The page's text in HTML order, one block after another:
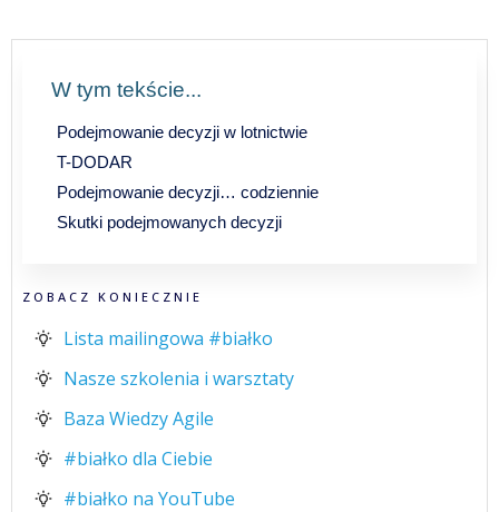
W tym tekście...
Podejmowanie decyzji w lotnictwie
T-DODAR
Podejmowanie decyzji… codziennie
Skutki podejmowanych decyzji
ZOBACZ KONIECZNIE
Lista mailingowa #białko
Nasze szkolenia i warsztaty
Baza Wiedzy Agile
#białko dla Ciebie
#białko na YouTube